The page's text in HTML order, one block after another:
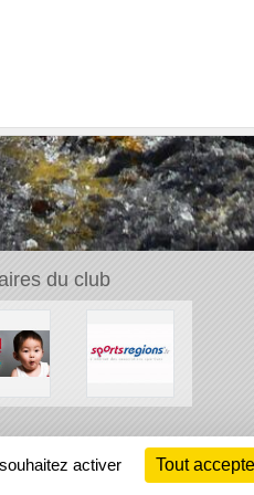
du club
activer Tout